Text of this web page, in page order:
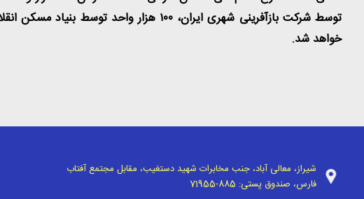
خواهد شد.
شیراز، معالی آباد، جنب مخابرات شهید دستغیب، مقابل مجتمع آفتاب
فارس، صندوق پستی: 71955-885